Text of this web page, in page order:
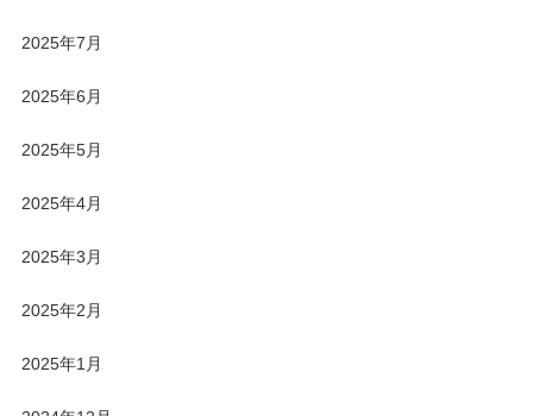
2025年7月
2025年6月
2025年5月
2025年4月
2025年3月
2025年2月
2025年1月